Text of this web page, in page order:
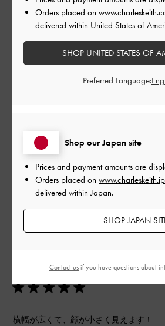
サイズ: その他（シューズ以外） | カラ
デザイン
とてもよかった
もっと見る
このレビューは役に
ちょうど良い大き
横幅が広くて、顔が小さく見えます！
Shop our Japan site
Prices and payment amounts are
Orders placed on
delivered within Japan.
SHOP JAPAN
Orders placed on
delivered within United States of
SHOP UNITED STATES OF
Preferred Language:
Contact usif you have questions about